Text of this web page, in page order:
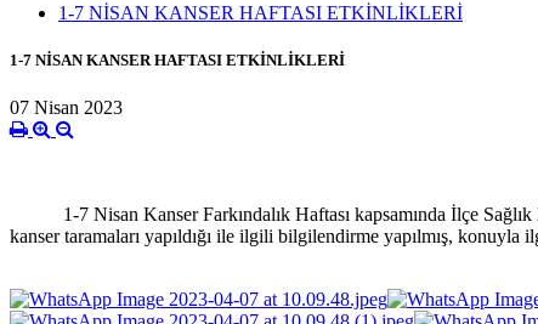
1-7 NİSAN KANSER HAFTASI ETKİNLİKLERİ
1-7 NİSAN KANSER HAFTASI ETKİNLİKLERİ
07 Nisan 2023
1-7 Nisan Kanser Farkındalık Haftası kapsamında İlçe Sağlık
kanser taramaları yapıldığı ile ilgili bilgilendirme yapılmış, konuyla